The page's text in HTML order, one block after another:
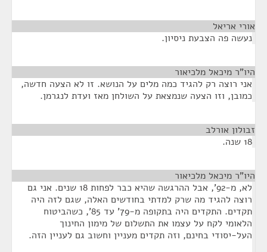
אורי אריאל
נעשה פה הצבעת ניסיון.
היו"ר מיכאל מלכיאור
אני רוצה רק להגיד כמה מלים על הנושא. זו לא הצעה חדשה,
כמובן, וזו הצעה שנמצאת על השולחן מאז ועדת לנגרמן.
זבולון אורלב
18 שנה.
היו"ר מיכאל מלכיאור
לא, מ-92', אבל ההרגשה שהיא כבר לפחות 18 שנים. אני גם
רוצה להגיד מה שרק למדתי בחודשים האלה, שגם לזה היה
תקדים. התקדים היה בתקופה מ-79' עד 85', כשהביטוח
הלאומי לקח על עצמו את התשלום של מימון החינוך
העל-יסודי בחינם, וזה תקדים מעניין וחשוב גם לעניין הזה.